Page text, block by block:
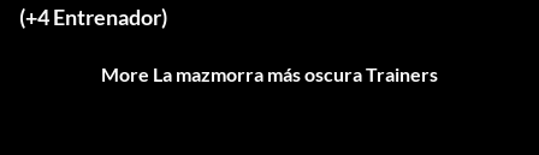
(+4 Entrenador)
More La mazmorra más oscura Trainers